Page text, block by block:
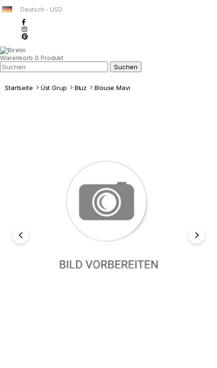
Deutsch - USD
Warenkorb 0 Produkt
Startseite Üst Grup Bluz Blouse Mavi